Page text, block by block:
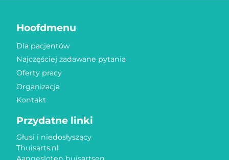
Hoofdmenu
Dla pacjentów
Najczęściej zadawane pytania
Oferty pracy
Organizacja
Kontakt
Przydatne linki
Głusi i niedosłyszący
Thuisarts.nl